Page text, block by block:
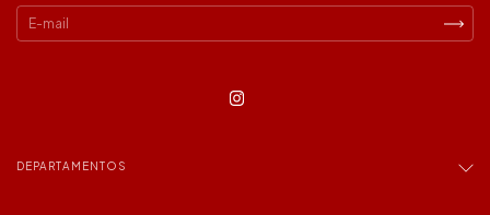
DEPARTAMENTOS